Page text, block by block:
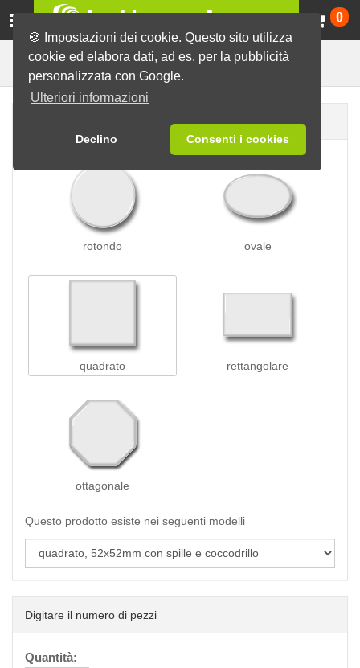
🍪 Impostazioni dei cookie. Questo sito utilizza
cookie ed elabora dati, ad es. per la pubblicità
personalizzata con Google.
Ulteriori informazioni
Declino Consenti i cookies
0
Spille Spille a pressione
rotondo ovale
quadrato rettangolare
ottagonale
Questo prodotto esiste nei seguenti modelli
Digitare il numero di pezzi
Quantità: